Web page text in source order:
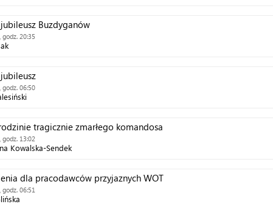
Buzdyganów
godz. 20:35
godz. 06:50
tragicznie zmarłego komandosa
godz. 13:02
Kowalska-Sendek
dla pracodawców przyjaznych WOT
godz. 06:51